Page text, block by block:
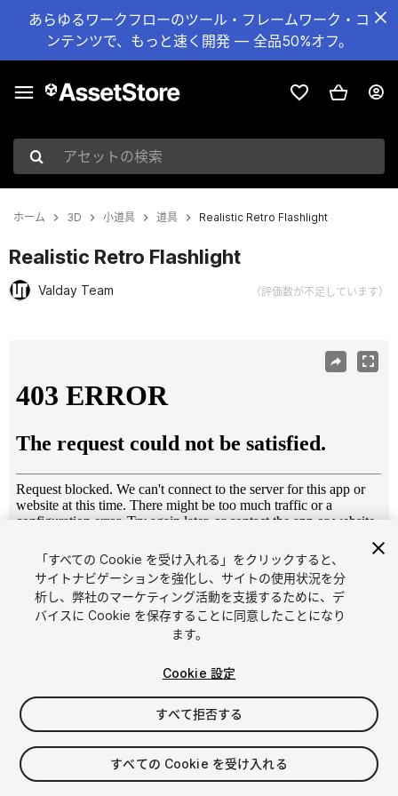
あらゆるワークフローのツール・フレームワーク・コ
ンテンツで、もっと速く開発 — 全品50%オフ。
アセットの検索
ホーム 3D 小道具 道具 Realistic Retro Flashlight
Realistic Retro Flashlight
Valday Team （評価数が不足しています）
1/ 18
$5
消費税は決済時に計算されます
「すべての Cookie を受け入れる」をクリックすると、
サイトナビゲーションを強化し、サイトの使用状況を分
析し、弊社のマーケティング活動を支援するために、デ
バイスに Cookie を保存することに同意したことになり
ます。
Cookie 設定
すべて拒否する
すべての Cookie を受け入れる